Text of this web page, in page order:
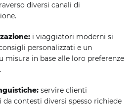
diversi canali di
i viaggiatori moderni si
personalizzati e un
misura in base alle loro preferenze
servire clienti
da contesti diversi spesso richiede